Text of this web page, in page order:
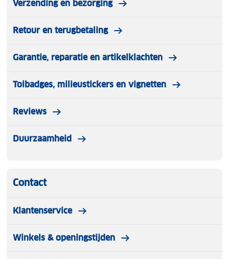
Verzending en bezorging
Retour en terugbetaling
Garantie, reparatie en artikelklachten
Tolbadges, milieustickers en vignetten
Reviews
Duurzaamheid
Contact
Klantenservice
Winkels & openingstijden